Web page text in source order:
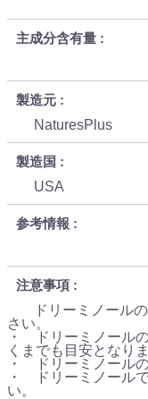
主成分含有量
製造元
NaturesPlus
製造国
USA
参考情報
注意事項
ドリーミノール
さい。
・ ドリーミノール
くまでも目安となりま
・ ドリーミノール
・ ドリーミノール
い。